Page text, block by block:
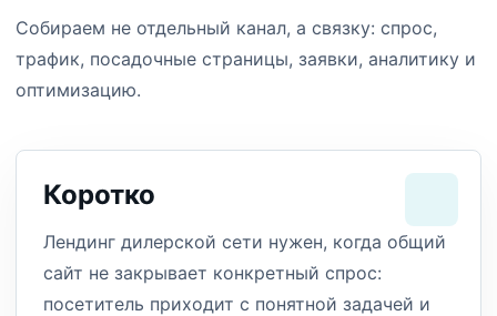
Собираем не отдельный канал, а связку: спрос,
трафик, посадочные страницы, заявки, аналитику и
оптимизацию.
Коротко
Лендинг дилерской сети нужен, когда общий
сайт не закрывает конкретный спрос:
посетитель приходит с понятной задачей и